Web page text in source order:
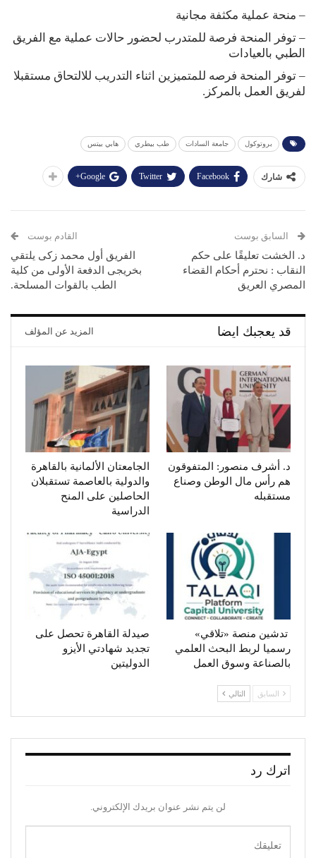
– منحة عملية مكثفة مجانية
– توفر المنحة فرصة للمتدرب لحضور حالات عملية مع الفريق
الطبي بالعيادات
– توفر المنحة فرصه للمتميزين اثناء التدريب للالتحاق مستقبلا
لفريق العمل بالمركز.
بروتوكول جامعة السادات طب بيطري هابي بيتس
شارك Facebook
Twitter
Google+
السابق بوست
د. الخشت تعليقًا على حكم
النقاب : نحترم أحكام القضاء
المصري العريق
القادم بوست
الفريق أول محمد زكى يلتقي
بخريجى الدفعة الأولى من كلية
الطب بالقوات المسلحة.
قد يعجبك ايضا المزيد عن المؤلف
د. أشرف منصور: المتفوقون
هم رأس مال الوطن وصناع
مستقبله
الجامعتان الألمانية بالقاهرة
والدولية بالعاصمة تستقبلان
الحاصلين على المنح
الدراسية
تدشين منصة «تلاقي»
رسميا لربط البحث العلمي
بالصناعة وسوق العمل
صيدلة القاهرة تحصل على
تجديد شهادتي الأيزو
الدوليتين
السابق التالي
اترك رد
لن يتم نشر عنوان بريدك الإلكتروني.